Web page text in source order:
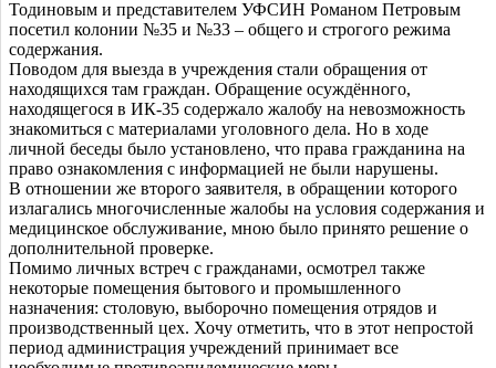
Тодиновым и представителем УФСИН Романом Петровым
посетил колонии №35 и №33 – общего и строгого режима
содержания.
Поводом для выезда в учреждения стали обращения от
находящихся там граждан. Обращение осуждённого,
находящегося в ИК-35 содержало жалобу на невозможность
знакомиться с материалами уголовного дела. Но в ходе
личной беседы было установлено, что права гражданина на
право ознакомления с информацией не были нарушены.
В отношении же второго заявителя, в обращении которого
излагались многочисленные жалобы на условия содержания и
медицинское обслуживание, мною было принято решение о
дополнительной проверке.
Помимо личных встреч с гражданами, осмотрел также
некоторые помещения бытового и промышленного
назначения: столовую, выборочно помещения отрядов и
производственный цех. Хочу отметить, что в этот непростой
период администрация учреждений принимает все